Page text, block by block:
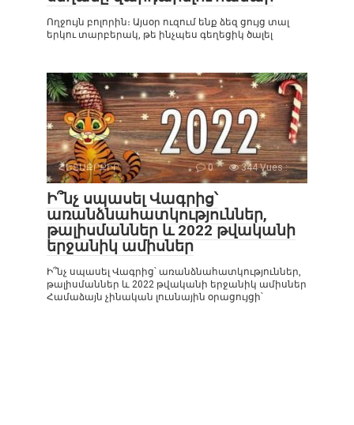
Ողջույն բոլորին։ Այսօր ուզում ենք ձեզ ցույց տալ
երկու տարբերակ, թե ինչպես գեղեցիկ ծալել
ՀԵՏԱՔՐՔԻՐ 0 344 Vues :
Ի՞նչ սպասել Վագրից՝
առանձնահատկություններ,
թալիսմաններ և 2022 թվականի
երջանիկ ամիսներ
Ի՞նչ սպասել Վագրից՝ առանձնահատկություններ,
թալիսմաններ և 2022 թվականի երջանիկ ամիսներ
Համաձայն չինական լուսնային օրացույցի՝